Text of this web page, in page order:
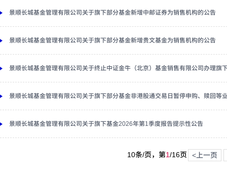
景顺长城基金管理有限公司关于旗下部分基金新增中邮证券为销售机构的公告
景顺长城基金管理有限公司关于旗下部分基金新增贵文基金为销售机构的公告
景顺长城基金管理有限公司关于终止中证金牛（北京）基金销售有限公司办理旗
景顺长城基金管理有限公司关于旗下部分基金非港股通交易日暂停申购、赎回等
景顺长城基金管理有限公司关于旗下基金2026年第1季度报告提示性公告
10条/页，第1/16页 <上一页